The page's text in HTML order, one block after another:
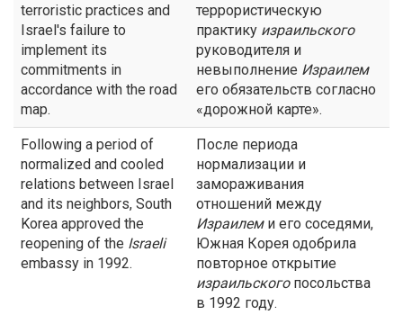
terroristic practices and
Israel's failure to
implement its
commitments in
accordance with the road
map.
террористическую
практику израильского
руководителя и
невыполнение Израилем
его обязательств согласно
«дорожной карте».
Following a period of
normalized and cooled
relations between Israel
and its neighbors, South
Korea approved the
reopening of the Israeli
embassy in 1992.
После периода
нормализации и
замораживания
отношений между
Израилеми его соседями,
Южная Корея одобрила
повторное открытие
израильскогопосольства
в 1992 году.